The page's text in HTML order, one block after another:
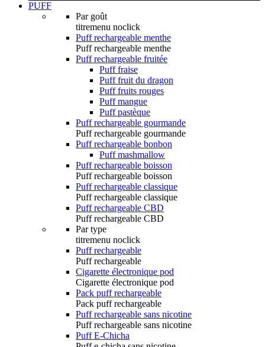
PUFF
Par goût
titremenu noclick
Puff rechargeable menthe
Puff rechargeable menthe
Puff rechargeable fruitée
Puff fraise
Puff fruit du dragon
Puff fruits rouges
Puff mangue
Puff pastèque
Puff rechargeable gourmande
Puff rechargeable gourmande
Puff rechargeable bonbon
Puff mashmallow
Puff rechargeable boisson
Puff rechargeable boisson
Puff rechargeable classique
Puff rechargeable classique
Puff rechargeable CBD
Puff rechargeable CBD
Par type
titremenu noclick
Puff rechargeable
Puff rechargeable
Cigarette électronique pod
Cigarette électronique pod
Pack puff rechargeable
Pack puff rechargeable
Puff rechargeable sans nicotine
Puff rechargeable sans nicotine
Puff E-Chicha